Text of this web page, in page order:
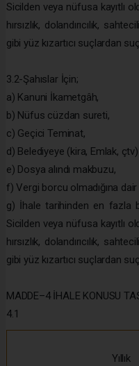
Sicilden veya nüfusa kayıtlı
hırsızlık, dolandırıcılık,
gibi yüz kızartıcı suçlardan
3.2-Şahıslar İçin;
a) Kanuni İkametgâh,
b) Nüfus cüzdan sureti,
c) Geçici Teminat,
d) Belediyeye (kira, Emlak,
e) Dosya alındı makbuzu,
f) Vergi borcu olmadığına dair
g) İhale tarihinden en fazla
Sicilden veya nüfusa kayıtlı
hırsızlık, dolandırıcılık,
gibi yüz kızartıcı suçlardan
MADDE–4 İHALE KONUSU
4.1
Yıllık